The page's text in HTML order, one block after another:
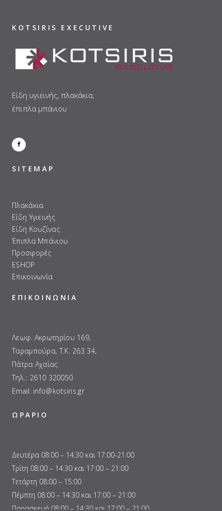
KOTSIRIS EXECUTIVE
Είδη υγιεινής, πλακάκια,
έπιπλα μπάνιου
SITEMAP
Πλακάκια
Είδη Υγιεινής
Είδη Κουζίνας
Έπιπλα Μπάνιου
Προσφορές
ESHOP
Επικοινωνία
ΕΠΙΚΟΙΝΩΝΙΑ
Λεωφ. Ακρωτηρίου 169,
Ταραμπούρα, Τ.Κ. 263 34,
Πάτρα Αχαΐας
Τηλ.: 2610 320050
Email: info@kotsiris.gr
ΩΡΑΡΙΟ
Δευτέρα 08:00 – 14:30 και 17:00-21:00
Τρίτη 08:00 – 14:30 και 17:00 – 21:00
Τετάρτη 08:00 – 15:00
Πέμπτη 08:00 – 14:30 και 17:00 – 21:00
Παρασκευή 08:00 – 14:30 και 17:00 – 21:00